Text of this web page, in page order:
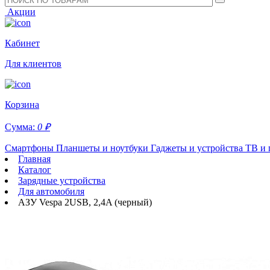
Акции
Кабинет
Для клиентов
Корзина
Сумма: 0 ₽
Смартфоны Планшеты и ноутбуки Гаджеты и устройства ТВ и
Главная
Каталог
Зарядные устройства
Для автомобиля
АЗУ Vespa 2USB, 2,4A (черный)